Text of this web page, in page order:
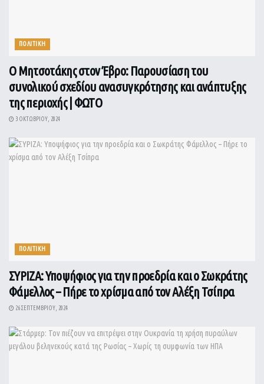
ΠΟΛΙΤΙΚΗ
Ο Μητσοτάκης στον Έβρο: Παρουσίαση του
συνολικού σχεδίου ανασυγκρότησης και ανάπτυξης
της περιοχής | ΦΩΤΟ
3 ΟΚΤΩΒΡΊΟΥ, 2024
ΠΟΛΙΤΙΚΗ
ΣΥΡΙΖΑ: Υποψήφιος για την προεδρία και ο Σωκράτης
Φάμελλος – Πήρε το χρίσμα από τον Αλέξη Τσίπρα
26 ΣΕΠΤΕΜΒΡΊΟΥ, 2024